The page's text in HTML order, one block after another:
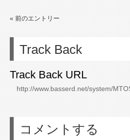
« 前のエントリー
Track Back
Track Back URL
コメントする